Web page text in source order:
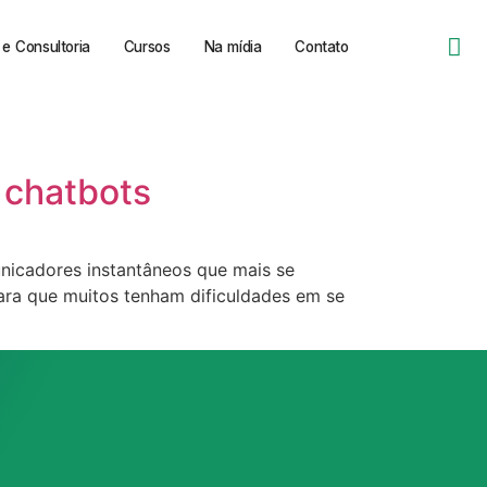
Consultoria Cursos Na mídia Contato
instantâneos que mais se
que muitos tenham dificuldades em se